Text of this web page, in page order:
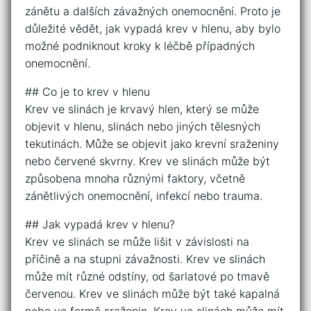
zánětu a dalších závažných onemocnění. Proto je
důležité vědět, jak vypadá krev v hlenu, aby bylo
možné podniknout kroky k léčbě případných
onemocnění.
## Co je to krev v hlenu
Krev ve slinách je krvavý hlen, který se může
objevit v hlenu, slinách nebo jiných tělesných
tekutinách. Může se objevit jako krevní sraženiny
nebo červené skvrny. Krev ve slinách může být
způsobena mnoha různými faktory, včetně
zánětlivých onemocnění, infekcí nebo trauma.
## Jak vypadá krev v hlenu?
Krev ve slinách se může lišit v závislosti na
příčině a na stupni závažnosti. Krev ve slinách
může mít různé odstíny, od šarlatové po tmavě
červenou. Krev ve slinách může být také kapalná